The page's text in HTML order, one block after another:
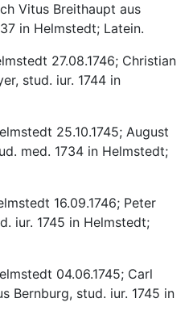
Vitus Breithaupt aus
in Helmstedt; Latein.
27.08.1746; Christian
stud. iur. 1744 in
25.10.1745; August
med. 1734 in Helmstedt;
16.09.1746; Peter
iur. 1745 in Helmstedt;
04.06.1745; Carl
Bernburg, stud. iur. 1745 in